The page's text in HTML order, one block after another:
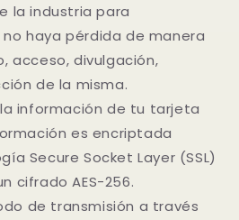
la industria para
haya pérdida de manera
acceso, divulgación,
de la misma.
información de tu tarjeta
es encriptada
Secure Socket Layer (SSL)
cifrado AES-256.
de transmisión a través